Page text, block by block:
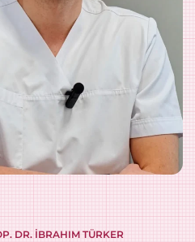
DR. İBRAHIM TÜRKER